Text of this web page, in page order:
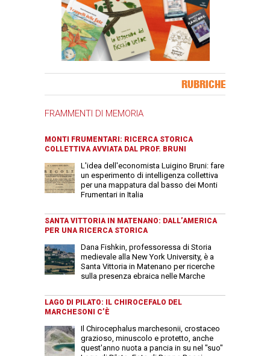
RUBRICHE
FRAMMENTI DI MEMORIA
MONTI FRUMENTARI: RICERCA STORICA
COLLETTIVA AVVIATA DAL PROF. BRUNI
L'idea dell'economista Luigino Bruni: fare
un esperimento di intelligenza collettiva
per una mappatura dal basso dei Monti
Frumentari in Italia
SANTA VITTORIA IN MATENANO: DALL’AMERICA
PER UNA RICERCA STORICA
Dana Fishkin, professoressa di Storia
medievale alla New York University, è a
Santa Vittoria in Matenano per ricerche
sulla presenza ebraica nelle Marche
LAGO DI PILATO: IL CHIROCEFALO DEL
MARCHESONI C’È
Il Chirocephalus marchesonii, crostaceo
grazioso, minuscolo e protetto, anche
quest'anno nuota a pancia in su nel "suo"